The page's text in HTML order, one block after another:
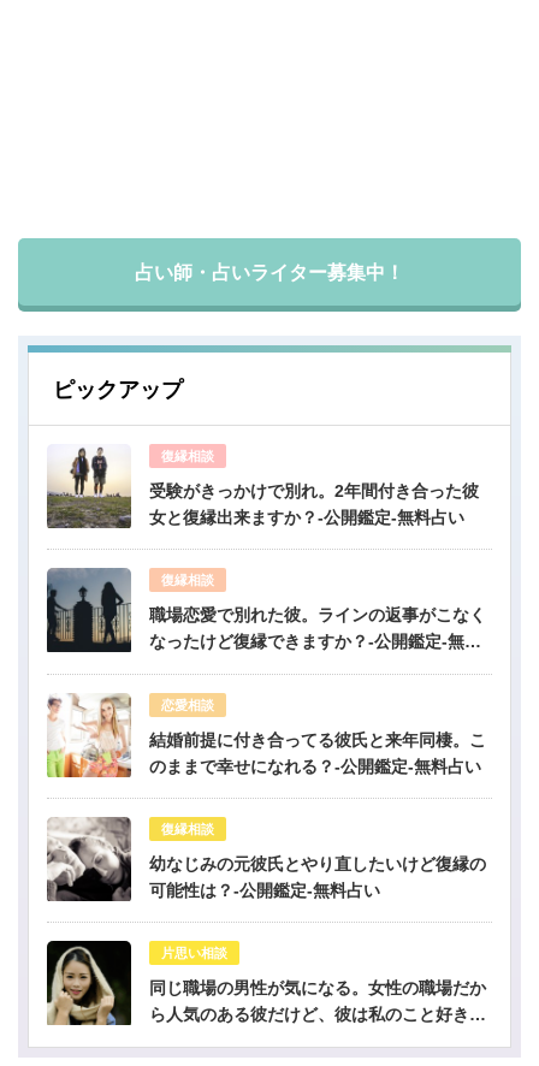
占い師・占いライター募集中！
ピックアップ
復縁相談
受験がきっかけで別れ。2年間付き合った彼
女と復縁出来ますか？-公開鑑定-無料占い
復縁相談
職場恋愛で別れた彼。ラインの返事がこなく
なったけど復縁できますか？-公開鑑定-無料
恋愛相談
結婚前提に付き合ってる彼氏と来年同棲。こ
のままで幸せになれる？-公開鑑定-無料占い
復縁相談
幼なじみの元彼氏とやり直したいけど復縁の
可能性は？-公開鑑定-無料占い
片思い相談
同じ職場の男性が気になる。女性の職場だか
ら人気のある彼だけど、彼は私のこと好き？-